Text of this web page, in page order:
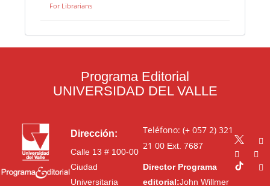
For Librarians
Programa Editorial
UNIVERSIDAD DEL VALLE
Dirección:
Calle 13 # 100-00
Ciudad
Universitaria
Teléfono: (+ 057 2) 321
21 00Ext. 7687
Director Programa
editorial:John Willmer